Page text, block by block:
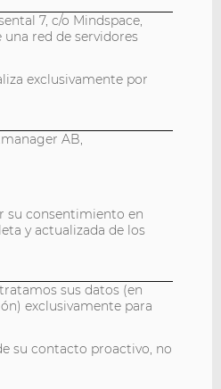
7, c/o Mindspace,
red de servidores
exclusivamente por
AB,
su consentimiento en
y actualizada de los
sus datos (en
exclusivamente para
su contacto proactivo, no